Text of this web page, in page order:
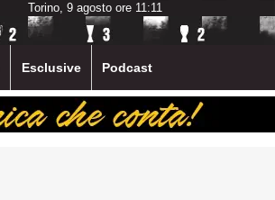
Torino, 9 agosto ore 11:11
Esclusive Podcast